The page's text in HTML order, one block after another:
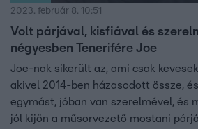
2023. február 8. 10:51
Volt párjával, kisfiával és
négyesben Tenerifére Joe
Joe-nak sikerült az, ami csak
akivel 2014-ben házasodott össze,
egymást, jóban van szerelmével, és
jól kijön a műsorvezető mostani